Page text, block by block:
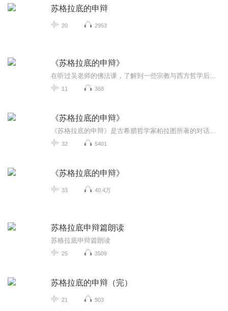
苏格拉底的申辩
20 2953
《苏格拉底的申辩》
11 368
《苏格拉底的申辩》
32 5401
《苏格拉底的申辩》
33 40.4万
苏格拉底申辩篇朗读
苏格拉底申辩篇朗读
25 3509
苏格拉底的申辩（完）
21 903